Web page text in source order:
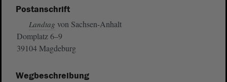
Postanschrift
Landtag von Sachsen-Anhalt
Domplatz 6–9
39104 Magdeburg
Wegbeschreibung